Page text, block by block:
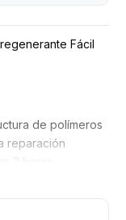
Fácil
de polímeros
reparación
2 horas.
debido a su
la huella dactilar